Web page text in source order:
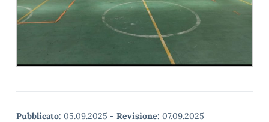
Pubblicato: 05.09.2025 - Revisione: 07.09.2025